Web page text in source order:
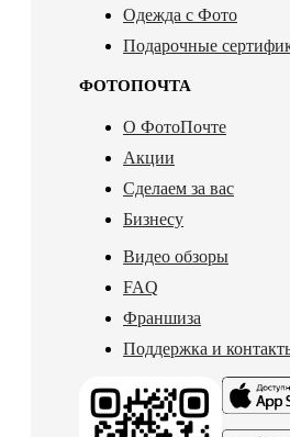
Одежда с Фото
Подарочные
ФОТОПОЧТА
О ФотоПочте
Акции
Сделаем за вас
Бизнесу
Видео обзоры
FAQ
Франшиза
Поддержка и